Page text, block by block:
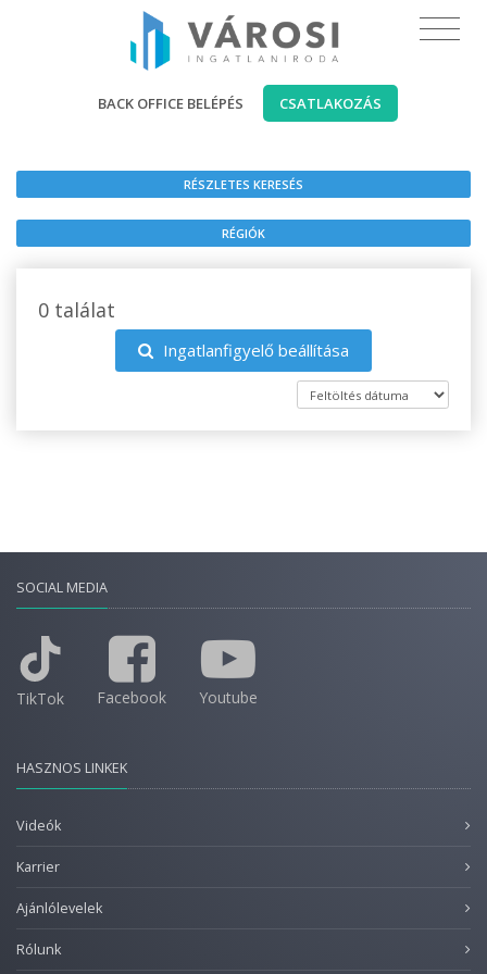
BACK OFFICE BELÉPÉS CSATLAKOZÁS
RÉSZLETES KERESÉS
RÉGIÓK
0 találat
Ingatlanfigyelő beállítása
SOCIAL MEDIA
TikTok Facebook Youtube
HASZNOS LINKEK
Videók
Karrier
Ajánlólevelek
Rólunk